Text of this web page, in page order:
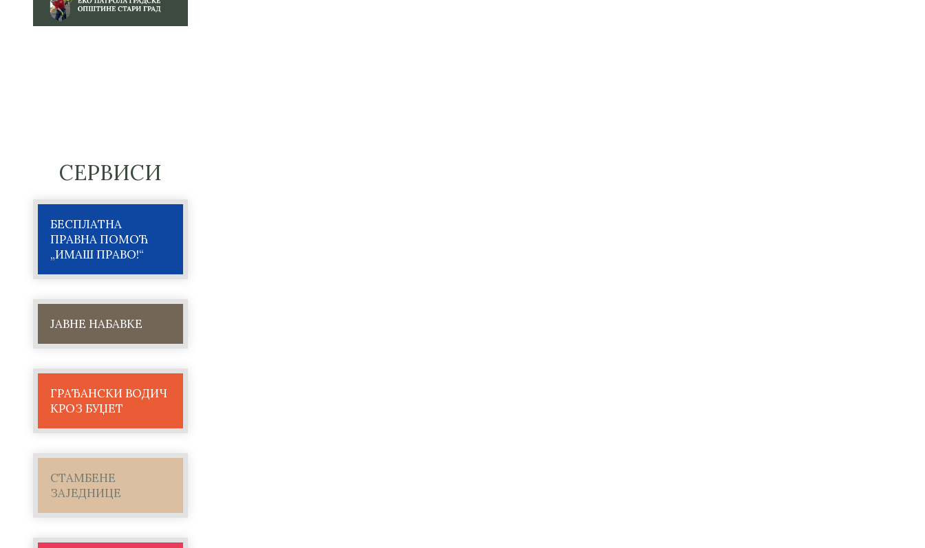
СЕРВИСИ
БЕСПЛАТНА
ПРАВНА ПОМОЋ
„ИМАШ ПРАВО!“
ЈАВНЕ НАБАВКЕ
ГРАЂАНСКИ ВОДИЧ
КРОЗ БУЏЕТ
СТАМБЕНЕ
ЗАЈЕДНИЦЕ